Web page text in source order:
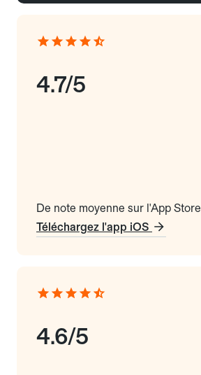
4.7/5
De note moyenne sur l'App Store
Téléchargez l'app iOS
4.6/5